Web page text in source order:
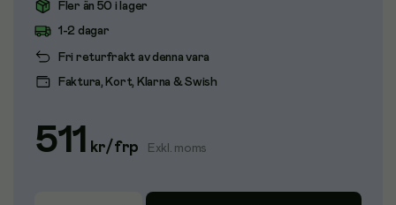
Fler än 50 i lager
Fri returfrakt av denna vara
1-2 dagar
Faktura, Kort, Klarna & Swish
511 kr/frp Exkl. moms